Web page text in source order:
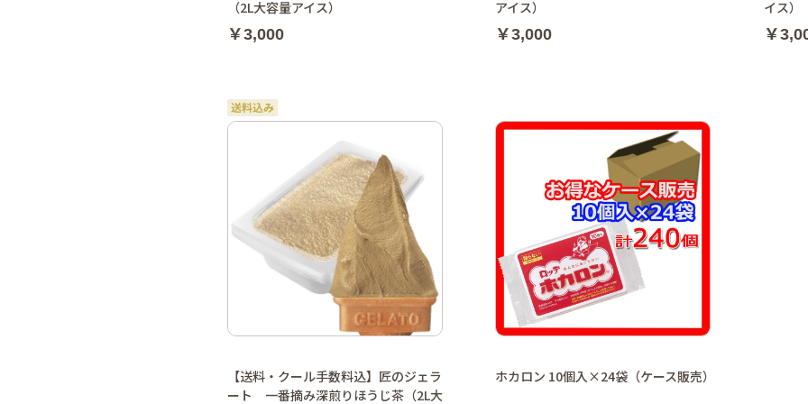
（2L大容量アイス）
￥3,000
アイス）
￥3,000
イス）
￥
【送料・クール手数料込】匠のジェラ
ート 一番摘み深煎りほうじ茶（2L大
ホカロン 10個入×24袋（ケース販売）